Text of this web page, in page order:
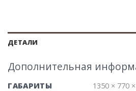
ДЕТАЛИ
Дополнительная
ГАБАРИТЫ 1350 × 770